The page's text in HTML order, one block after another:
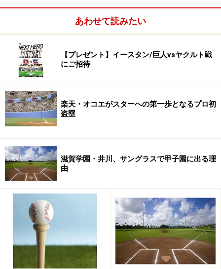
さらに衝撃的だったのは、ソフトバンク・秋山幸二監督
（52）が10月14日に行った辞任会見である。3年契約最
終年の今季は3年ぶりのリーグ優勝を果たしたが、終盤
に1勝9敗と失速してオリックスに猛追された責任を痛
感。球団は慰留に努めてきたが、本人の意志が固く、6
年間の監督生活に別れを告げる。
新たに監督に就く（就くであろう）人たちに、期せずし
て共通点がある。それは、現在わかっている全員が40歳
代だということだ。星野氏（67）、小川氏（57）からバ
トンを受ける楽天・大久保新監督、ヤクルト・真中新監
督はかなりの若返りとなる。
この変革は、選手たちにとって大きな意味を持つだろ
う。今の選手たちは“ゆとり教育世代”中心で、努力家で
はあるが、大人に叱られることに慣れていないため、少
し怒られるだけでモチベーションを著しく下げてしまう
ことが多い。かたや年齢層の高い上司（経営者）は、叱
るのには熱心だが、褒めることが苦手である。この兼ね
合いが難しく、ギャップが生じてしまえば、大きな溝が
あわせて読みたい
【プレゼント】イースタン/巨人vsヤクルト戦
にご招待
楽天・オコエがスターへの第一歩となるプロ初
盗塁
滋賀学園・井川、サングラスで甲子園に出る理
由